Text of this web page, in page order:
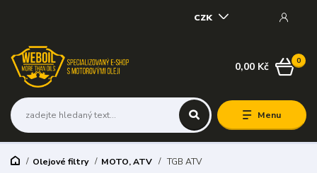
Menu
CZK
0
0,00 Kč
Olejové filtry MOTO, ATV TGB ATV